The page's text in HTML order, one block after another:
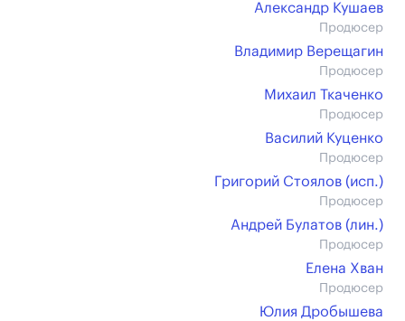
Александр Кушаев
Продюсер
Владимир Верещагин
Продюсер
Михаил Ткаченко
Продюсер
Василий Куценко
Продюсер
Григорий Стоялов (иcп.)
Продюсер
Андрей Булатов (лин.)
Продюсер
Елена Хван
Продюсер
Юлия Дробышева